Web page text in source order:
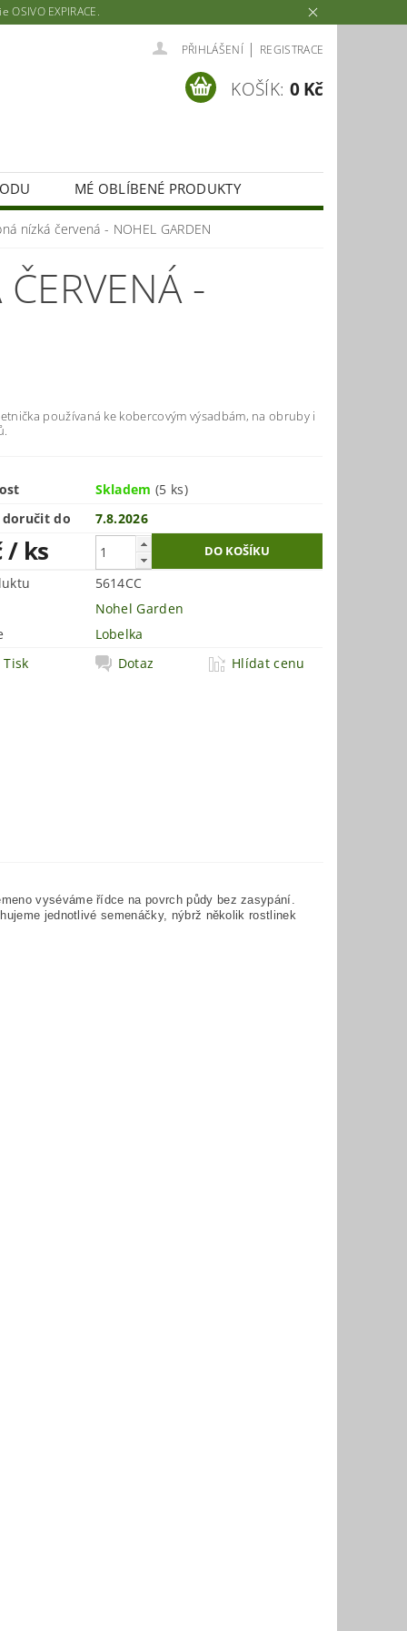
EXPIRACE.
PŘIHLÁŠENÍ | REGISTRACE
KOŠÍK: 0 Kč
MÉ OBLÍBENÉ PRODUKTY
nízká červená - NOHEL GARDEN
-
používaná ke kobercovým výsadbám, na obruby i
Skladem(5 ks)
doručit do
7.8.2026
/ ks
5614CC
Nohel Garden
Lobelka
Tisk
Dotaz Hlídat cenu
vyséváme řídce na povrch půdy bez zasypání.
jednotlivé semenáčky, nýbrž několik rostlinek